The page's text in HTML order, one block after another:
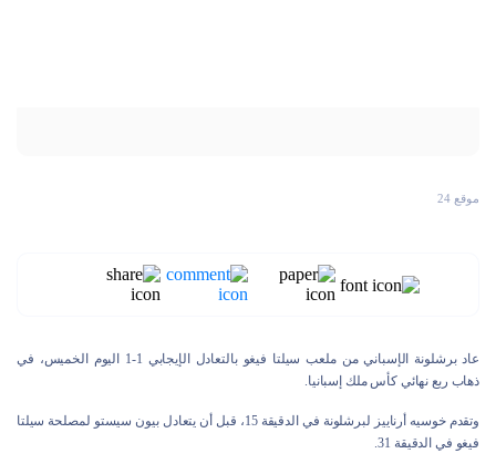
موقع 24
عاد برشلونة الإسباني من ملعب سيلتا فيغو بالتعادل الإيجابي 1-1 اليوم الخميس، في
ذهاب ربع نهائي كأس ملك إسبانيا.
وتقدم خوسيه أرناييز لبرشلونة في الدقيقة 15، قبل أن يتعادل بيون سيستو لمصلحة سيلتا
فيغو في الدقيقة 31.